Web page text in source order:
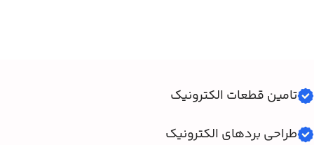
تامین قطعات الکترونیک
طراحی بردهای الکترونیک